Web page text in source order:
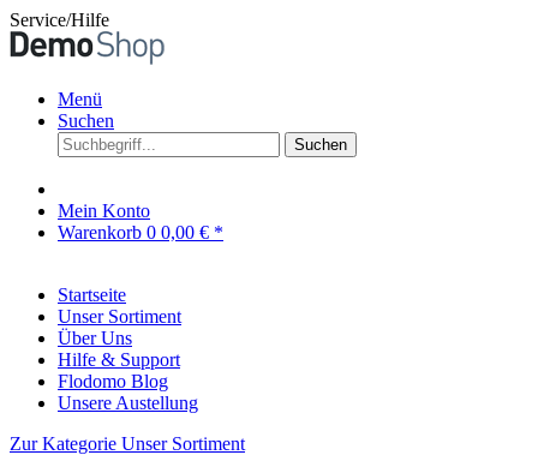
Service/Hilfe
Menü
Suchen
Suchen
Mein Konto
Warenkorb 0 0,00 € *
Startseite
Unser Sortiment
Über Uns
Hilfe & Support
Flodomo Blog
Unsere Austellung
Zur Kategorie Unser Sortiment